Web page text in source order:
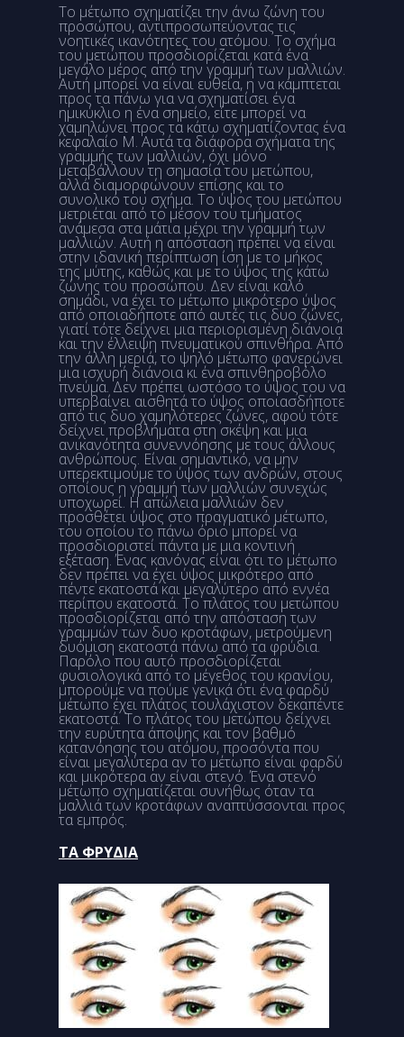
Το μέτωπο σχηματίζει την άνω ζώνη του
προσώπου, αντιπροσωπεύοντας τις
νοητικές ικανότητες του ατόμου. Το σχήμα
του μετώπου προσδιορίζεται κατά ένα
μεγάλο μέρος από την γραμμή των μαλλιών.
Αυτή μπορεί να είναι ευθεία, η να κάμπτεται
προς τα πάνω για να σχηματίσει ένα
ημικύκλιο η ένα σημείο, είτε μπορεί να
χαμηλώνει προς τα κάτω σχηματίζοντας ένα
κεφαλαίο Μ. Αυτά τα διάφορα σχήματα της
γραμμής των μαλλιών, όχι μόνο
μεταβάλλουν τη σημασία του μετώπου,
αλλά διαμορφώνουν επίσης και το
συνολικό του σχήμα. Το ύψος του μετώπου
μετριέται από το μέσον του τμήματος
ανάμεσα στα μάτια μέχρι την γραμμή των
μαλλιών. Αυτή η απόσταση πρέπει να είναι
στην ιδανική περίπτωση ίση με το μήκος
της μύτης, καθώς και με το ύψος της κάτω
ζώνης του προσώπου. Δεν είναι καλό
σημάδι, να έχει το μέτωπο μικρότερο ύψος
από οποιαδήποτε από αυτές τις δυο ζώνες,
γιατί τότε δείχνει μια περιορισμένη διάνοια
και την έλλειψη πνευματικού σπινθήρα. Από
την άλλη μεριά, το ψηλό μέτωπο φανερώνει
μια ισχυρή διάνοια κι ένα σπινθηροβόλο
πνεύμα. Δεν πρέπει ωστόσο το ύψος του να
υπερβαίνει αισθητά το ύψος οποιασδήποτε
από τις δυο χαμηλότερες ζώνες, αφού τότε
δείχνει προβλήματα στη σκέψη και μια
ανικανότητα συνεννόησης με τους άλλους
ανθρώπους. Είναι σημαντικό, να μην
υπερεκτιμούμε το ύψος των ανδρών, στους
οποίους η γραμμή των μαλλιών συνεχώς
υποχωρεί. Η απώλεια μαλλιών δεν
προσθέτει ύψος στο πραγματικό μέτωπο,
του οποίου το πάνω όριο μπορεί να
προσδιοριστεί πάντα με μια κοντινή
εξέταση. Ένας κανόνας είναι ότι το μέτωπο
δεν πρέπει να έχει ύψος μικρότερο από
πέντε εκατοστά και μεγαλύτερο από εννέα
περίπου εκατοστά. Το πλάτος του μετώπου
προσδιορίζεται από την απόσταση των
γραμμών των δυο κροτάφων, μετρούμενη
δυόμιση εκατοστά πάνω από τα φρύδια.
Παρόλο που αυτό προσδιορίζεται
φυσιολογικά από το μέγεθος του κρανίου,
μπορούμε να πούμε γενικά ότι ένα φαρδύ
μέτωπο έχει πλάτος τουλάχιστον δεκαπέντε
εκατοστά. Το πλάτος του μετώπου δείχνει
την ευρύτητα άποψης και τον βαθμό
κατανόησης του ατόμου, προσόντα που
είναι μεγαλύτερα αν το μέτωπο είναι φαρδύ
και μικρότερα αν είναι στενό. Ένα στενό
μέτωπο σχηματίζεται συνήθως όταν τα
μαλλιά των κροτάφων αναπτύσσονται προς
τα εμπρός.
ΤΑ ΦΡΥΔΙΑ